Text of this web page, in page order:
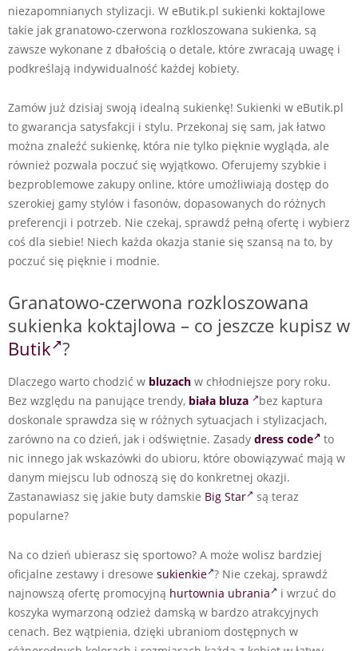
niezapomnianych stylizacji. W eButik.pl sukienki koktajlowe
takie jak granatowo-czerwona rozkloszowana sukienka, są
zawsze wykonane z dbałością o detale, które zwracają uwagę i
podkreślają indywidualność każdej kobiety.
Zamów już dzisiaj swoją idealną sukienkę! Sukienki w eButik.pl
to gwarancja satysfakcji i stylu. Przekonaj się sam, jak łatwo
można znaleźć sukienkę, która nie tylko pięknie wygląda, ale
również pozwala poczuć się wyjątkowo. Oferujemy szybkie i
bezproblemowe zakupy online, które umożliwiają dostęp do
szerokiej gamy stylów i fasonów, dopasowanych do różnych
preferencji i potrzeb. Nie czekaj, sprawdź pełną ofertę i wybierz
coś dla siebie! Niech każda okazja stanie się szansą na to, by
poczuć się pięknie i modnie.
Granatowo-czerwona rozkloszowana
sukienka koktajlowa – co jeszcze kupisz w
Butik ?
Dlaczego warto chodzić w bluzach w chłodniejsze pory roku.
Bez względu na panujące trendy, biała bluza
bez kaptura
doskonale sprawdza się w różnych sytuacjach i stylizacjach,
zarówno na co dzień, jak i odświętnie. Zasady dress code
to
nic innego jak wskazówki do ubioru, które obowiązywać mają w
danym miejscu lub odnoszą się do konkretnej okazji.
Zastanawiasz się jakie buty damskie Big Star
są teraz
popularne?
Na co dzień ubierasz się sportowo? A może wolisz bardziej
oficjalne zestawy i dresowe sukienkie ? Nie czekaj, sprawdź
najnowszą ofertę promocyjną hurtownia ubrania
i wrzuć do
koszyka wymarzoną odzież damską w bardzo atrakcyjnych
cenach. Bez wątpienia, dzięki ubraniom dostępnych w